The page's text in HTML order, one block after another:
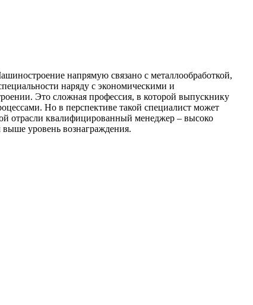
напрямую связано с металлообработкой,
наряду с экономическими и
Это сложная профессия, в которой выпускнику
Но в перспективе такой специалист может
отрасли квалифицированный менеджер – высоко
уровень вознаграждения.